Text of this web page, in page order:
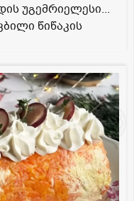
უგემრიელესი...
წიწაკის